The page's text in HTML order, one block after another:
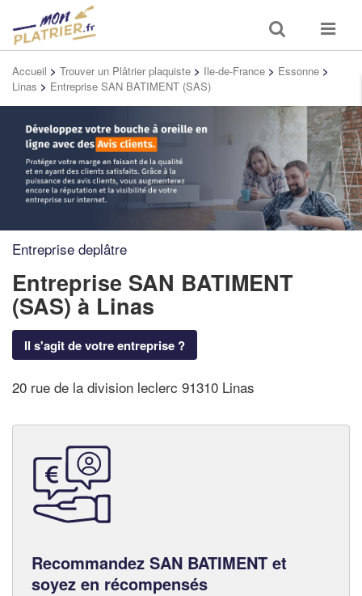
Toggle
search
Toggle
Accueil > Trouver un Plâtrier plaquiste > Ile-de-France > Essonne >
Linas > Entreprise SAN BATIMENT (SAS)
Entreprise deplâtre
Entreprise SAN BATIMENT
(SAS)à Linas
Il s'agit de votre entreprise ?
20 rue de la division leclerc 91310 Linas
Recommandez SAN BATIMENT et
soyez en récompensés